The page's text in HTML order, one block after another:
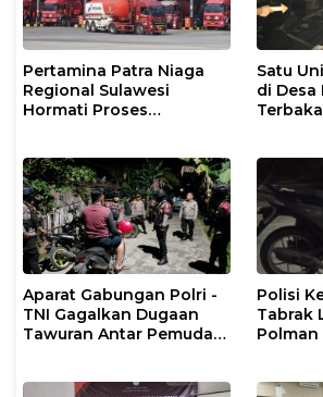
Pertamina Patra Niaga
Regional Sulawesi
Hormati Proses
di Polman
Satu
di Desa
Aparat Gabungan Polri -
TNI Gagalkan Dugaan
Tawuran Antar Pemuda
Polisi
Tabrak
Polman